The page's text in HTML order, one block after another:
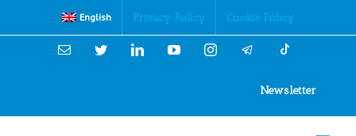
English Privacy Policy Cookie Policy
Email TwitterLinkedinYouTubeInstagram
Newsletter
Cookies Policy